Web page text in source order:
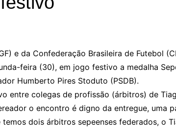
e da Confederação Brasileira de Futebol
feira (30), em jogo festivo a medalha
Humberto Pires Stoduto (PSDB).
entre colegas de profissão (árbitros) de
o encontro é digno da entregue, uma
dois árbitros sepeenses federados, o